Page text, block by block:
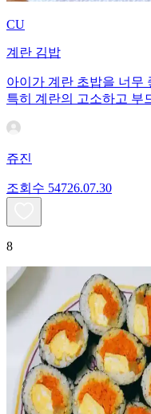
CU
계란 김밥
아이가 계란 초밥을 너무
특히 계란의 고소하고 부
쥬진
조회수 54726.07.30
8